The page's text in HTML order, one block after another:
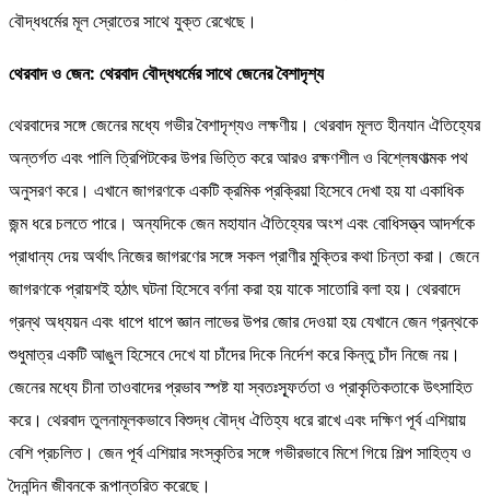
বৌদ্ধধর্মের মূল স্রোতের সাথে যুক্ত রেখেছে।
থেরবাদ ও জেন: থেরবাদ বৌদ্ধধর্মের সাথে জেনের বৈশাদৃশ্য
থেরবাদের সঙ্গে জেনের মধ্যে গভীর বৈশাদৃশ্যও লক্ষণীয়। থেরবাদ মূলত হীনযান ঐতিহ্যের
অন্তর্গত এবং পালি ত্রিপিটকের উপর ভিত্তি করে আরও রক্ষণশীল ও বিশ্লেষণাত্মক পথ
অনুসরণ করে। এখানে জাগরণকে একটি ক্রমিক প্রক্রিয়া হিসেবে দেখা হয় যা একাধিক
জন্ম ধরে চলতে পারে। অন্যদিকে জেন মহাযান ঐতিহ্যের অংশ এবং বোধিসত্ত্ব আদর্শকে
প্রাধান্য দেয় অর্থাৎ নিজের জাগরণের সঙ্গে সকল প্রাণীর মুক্তির কথা চিন্তা করা। জেনে
জাগরণকে প্রায়শই হঠাৎ ঘটনা হিসেবে বর্ণনা করা হয় যাকে সাতোরি বলা হয়। থেরবাদে
গ্রন্থ অধ্যয়ন এবং ধাপে ধাপে জ্ঞান লাভের উপর জোর দেওয়া হয় যেখানে জেন গ্রন্থকে
শুধুমাত্র একটি আঙুল হিসেবে দেখে যা চাঁদের দিকে নির্দেশ করে কিন্তু চাঁদ নিজে নয়।
জেনের মধ্যে চীনা তাওবাদের প্রভাব স্পষ্ট যা স্বতঃস্ফূর্ততা ও প্রাকৃতিকতাকে উৎসাহিত
করে। থেরবাদ তুলনামূলকভাবে বিশুদ্ধ বৌদ্ধ ঐতিহ্য ধরে রাখে এবং দক্ষিণ পূর্ব এশিয়ায়
বেশি প্রচলিত। জেন পূর্ব এশিয়ার সংস্কৃতির সঙ্গে গভীরভাবে মিশে গিয়ে শিল্প সাহিত্য ও
দৈনন্দিন জীবনকে রূপান্তরিত করেছে।